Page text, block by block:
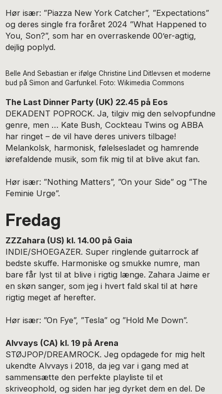
Hør især: ”Piazza New York Catcher”, ”Expectations”
og deres single fra foråret 2024 ”What Happened to
You, Son?”, som har en overraskende 00’er-agtig,
dejlig poplyd.
Belle And Sebastian er ifølge Christine Lind Ditlevsen et moderne
bud på Simon and Garfunkel. Foto: Wikimedia Commons
The Last Dinner Party (UK) 22.45 på Eos
DEKADENT POPROCK. Ja, tilgiv mig den selvopfundne
genre, men … Kate Bush, Cockteau Twins og ABBA
har ringet – de vil have deres univers tilbage!
Melankolsk, harmonisk, følelsesladet og hamrende
iørefaldende musik, som fik mig til at blive akut fan.
Hør især: ”Nothing Matters”, ”On your Side” og ”The
Feminie Urge”.
Fredag
ZZZahara (US) kl. 14.00 på Gaia
INDIE/SHOEGAZER. Super ringlende guitarrock af
bedste skuffe. Harmoniske og smukke numre, man
bare får lyst til at blive i rigtig længe. Zahara Jaime er
en skøn sanger, som jeg i hvert fald skal til at høre
rigtig meget af herefter.
Hør især: ”On Fye”, ”Tesla” og ”Hold Me Down”.
Alvvays (CA) kl. 19 på Arena
STØJPOP/DREAMROCK. Jeg opdagede for mig helt
ukendte Alvvays i 2018, da jeg var i gang med at
sammensætte den perfekte playliste til et
skriveophold, og siden har jeg dyrket dem en del. De